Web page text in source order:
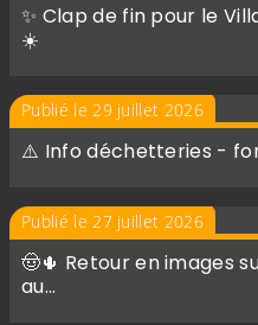
✨ Clap de fin pour le
☀️
Publié le 29 juillet 2026
⚠️ Info déchetteries -
Publié le 27 juillet 2026
🤠🌵 Retour en images
au…